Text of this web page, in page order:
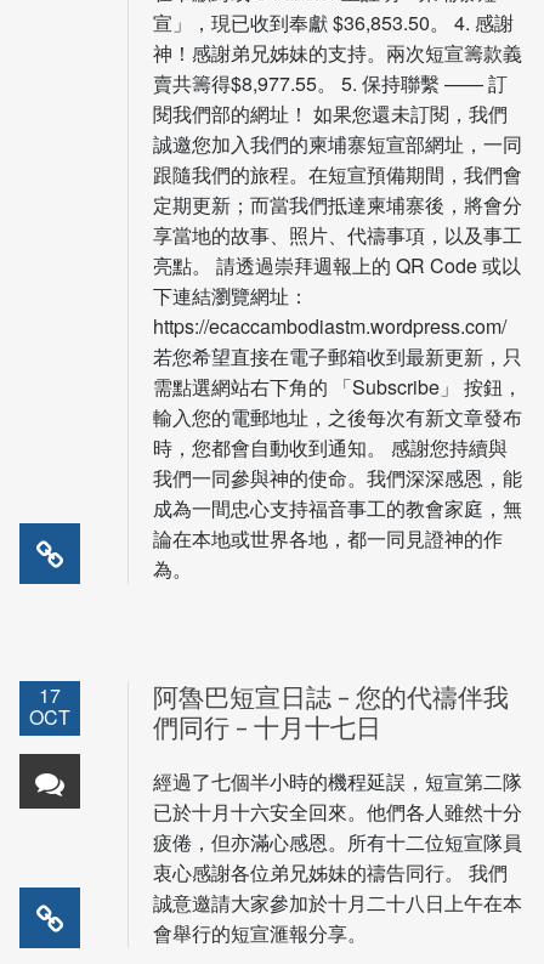
宣」，現已收到奉獻 $36,853.50。 4. 感謝
神！感謝弟兄姊妹的支持。兩次短宣籌款義
賣共籌得$8,977.55。 5. 保持聯繫 —— 訂
閱我們部的網址！ 如果您還未訂閱，我們
誠邀您加入我們的柬埔寨短宣部網址，一同
跟隨我們的旅程。在短宣預備期間，我們會
定期更新；而當我們抵達柬埔寨後，將會分
享當地的故事、照片、代禱事項，以及事工
亮點。 請透過崇拜週報上的 QR Code 或以
下連結瀏覽網址：
https://ecaccambodiastm.wordpress.com/
若您希望直接在電子郵箱收到最新更新，只
需點選網站右下角的 「Subscribe」 按鈕，
輸入您的電郵地址，之後每次有新文章發布
時，您都會自動收到通知。 感謝您持續與
我們一同參與神的使命。我們深深感恩，能
成為一間忠心支持福音事工的教會家庭，無
論在本地或世界各地，都一同見證神的作
為。
17
OCT
阿魯巴短宣日誌 – 您的代禱伴我
們同行 – 十月十七日
經過了七個半小時的機程延誤，短宣第二隊
已於十月十六安全回來。他們各人雖然十分
疲倦，但亦滿心感恩。所有十二位短宣隊員
衷心感謝各位弟兄姊妹的禱告同行。 我們
誠意邀請大家參加於十月二十八日上午在本
會舉行的短宣滙報分享。